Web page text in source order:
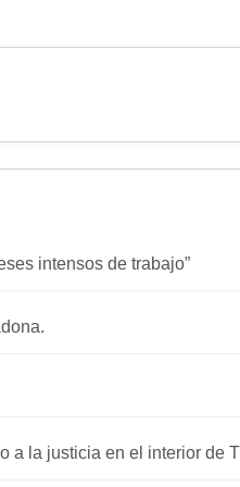
intensos de trabajo”
a la justicia en el interior de